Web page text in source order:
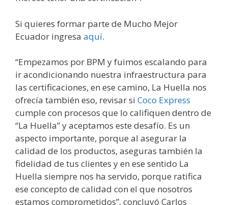
Si quieres formar parte de Mucho Mejor
Ecuador ingresa aquí.
“Empezamos por BPM y fuimos escalando para
ir acondicionando nuestra infraestructura para
las certificaciones, en ese camino, La Huella nos
ofrecía también eso, revisar si Coco Express
cumple con procesos que lo califiquen dentro de
“La Huella” y aceptamos este desafío. Es un
aspecto importante, porque al asegurar la
calidad de los productos, aseguras también la
fidelidad de tus clientes y en ese sentido La
Huella siempre nos ha servido, porque ratifica
ese concepto de calidad con el que nosotros
estamos comprometidos”, concluyó Carlos